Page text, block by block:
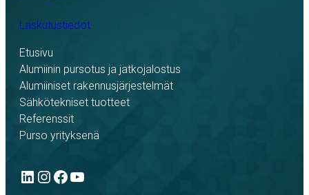
Laskutustiedot
Etusivu
Alumiinin pursotus ja jatkojalostus
Alumiiniset rakennusjärjestelmät
Sähkötekniset tuotteet
Referenssit
Purso yrityksenä
LinkedIn
Instagram
Facebook
YouTube